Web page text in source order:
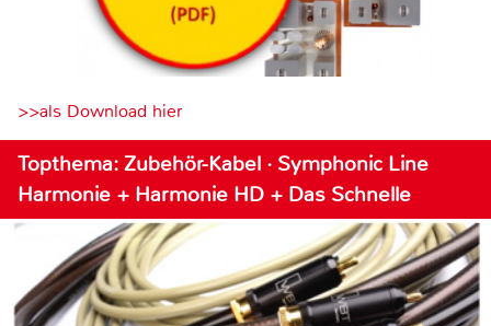
>>als Download hier
Topthema: Zubehör-Kabel · Symphonic Line
Harmonie + Harmonie HD + Das Schnelle